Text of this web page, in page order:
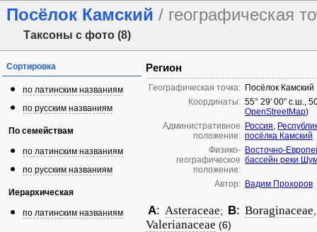
Посёлок Камский / географическая
Таксоны с фото (8)
Сортировка
по латинским названиям
по русским названиям
По семействам
по латинским названиям
по русским названиям
Иерархическая
по латинским названиям
Регион
Географическая точка: Посёлок Камский
Координаты: 55° 29′ 00″ с.ш.,
OpenStreetMap)
Административное
положение:
Россия,
посёлка Камский
Физико-
географическое
положение:
Восточно-
бассейн реки
Автор: Вадим Прохоров
A: Asteraceae; B: Boraginaceae
Valerianaceae (6)